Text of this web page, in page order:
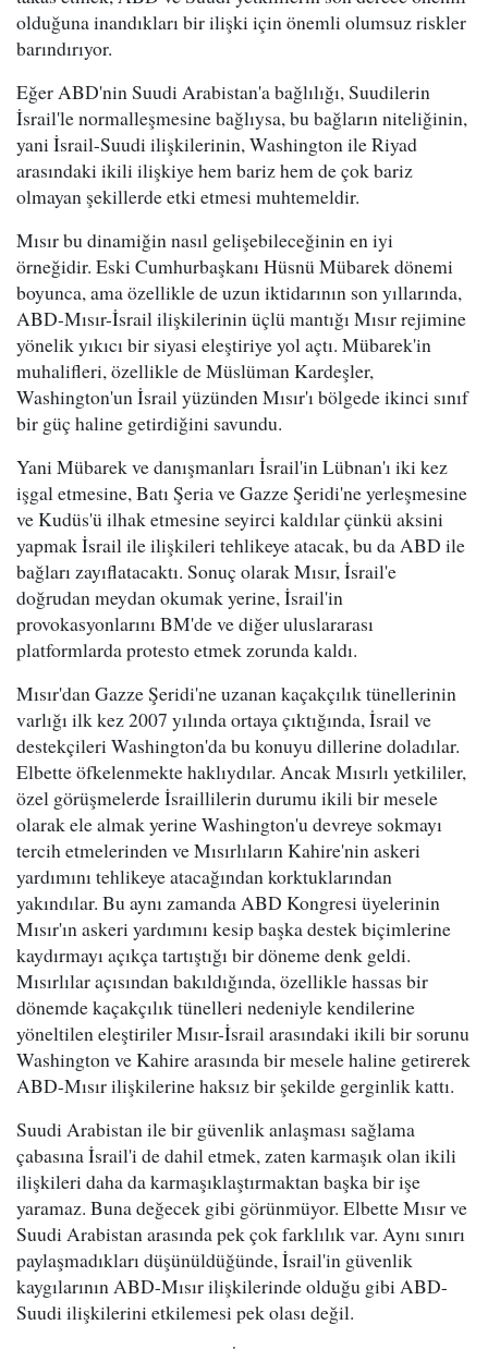
olduğuna inandıkları bir ilişki için önemli olumsuz riskler
barındırıyor.
Eğer ABD'nin Suudi Arabistan'a bağlılığı, Suudilerin
İsrail'le normalleşmesine bağlıysa, bu bağların niteliğinin,
yani İsrail-Suudi ilişkilerinin, Washington ile Riyad
arasındaki ikili ilişkiye hem bariz hem de çok bariz
olmayan şekillerde etki etmesi muhtemeldir.
Mısır bu dinamiğin nasıl gelişebileceğinin en iyi
örneğidir. Eski Cumhurbaşkanı Hüsnü Mübarek dönemi
boyunca, ama özellikle de uzun iktidarının son yıllarında,
ABD-Mısır-İsrail ilişkilerinin üçlü mantığı Mısır rejimine
yönelik yıkıcı bir siyasi eleştiriye yol açtı. Mübarek'in
muhalifleri, özellikle de Müslüman Kardeşler,
Washington'un İsrail yüzünden Mısır'ı bölgede ikinci sınıf
bir güç haline getirdiğini savundu.
Yani Mübarek ve danışmanları İsrail'in Lübnan'ı iki kez
işgal etmesine, Batı Şeria ve Gazze Şeridi'ne yerleşmesine
ve Kudüs'ü ilhak etmesine seyirci kaldılar çünkü aksini
yapmak İsrail ile ilişkileri tehlikeye atacak, bu da ABD ile
bağları zayıflatacaktı. Sonuç olarak Mısır, İsrail'e
doğrudan meydan okumak yerine, İsrail'in
provokasyonlarını BM'de ve diğer uluslararası
platformlarda protesto etmek zorunda kaldı.
Mısır'dan Gazze Şeridi'ne uzanan kaçakçılık tünellerinin
varlığı ilk kez 2007 yılında ortaya çıktığında, İsrail ve
destekçileri Washington'da bu konuyu dillerine doladılar.
Elbette öfkelenmekte haklıydılar. Ancak Mısırlı yetkililer,
özel görüşmelerde İsraillilerin durumu ikili bir mesele
olarak ele almak yerine Washington'u devreye sokmayı
tercih etmelerinden ve Mısırlıların Kahire'nin askeri
yardımını tehlikeye atacağından korktuklarından
yakındılar. Bu aynı zamanda ABD Kongresi üyelerinin
Mısır'ın askeri yardımını kesip başka destek biçimlerine
kaydırmayı açıkça tartıştığı bir döneme denk geldi.
Mısırlılar açısından bakıldığında, özellikle hassas bir
dönemde kaçakçılık tünelleri nedeniyle kendilerine
yöneltilen eleştiriler Mısır-İsrail arasındaki ikili bir sorunu
Washington ve Kahire arasında bir mesele haline getirerek
ABD-Mısır ilişkilerine haksız bir şekilde gerginlik kattı.
Suudi Arabistan ile bir güvenlik anlaşması sağlama
çabasına İsrail'i de dahil etmek, zaten karmaşık olan ikili
ilişkileri daha da karmaşıklaştırmaktan başka bir işe
yaramaz. Buna değecek gibi görünmüyor. Elbette Mısır ve
Suudi Arabistan arasında pek çok farklılık var. Aynı sınırı
paylaşmadıkları düşünüldüğünde, İsrail'in güvenlik
kaygılarının ABD-Mısır ilişkilerinde olduğu gibi ABD-
Suudi ilişkilerini etkilemesi pek olası değil.